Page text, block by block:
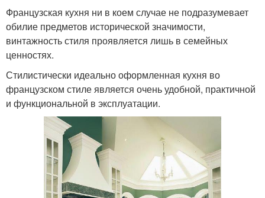
Французская кухня ни в коем случае не подразумевает
обилие предметов исторической значимости,
винтажность стиля проявляется лишь в семейных
ценностях.
Стилистически идеально оформленная кухня во
французском стиле является очень удобной, практичной
и функциональной в эксплуатации.